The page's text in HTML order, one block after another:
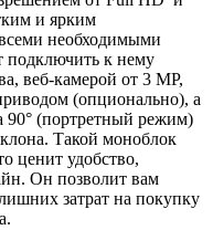
и ярким
необходимыми
подключить к нему
веб-камерой от 3 MP,
(опционально), а
90° (портретный режим)
Такой моноблок
ценит удобство,
Он позволит вам
затрат на покупку